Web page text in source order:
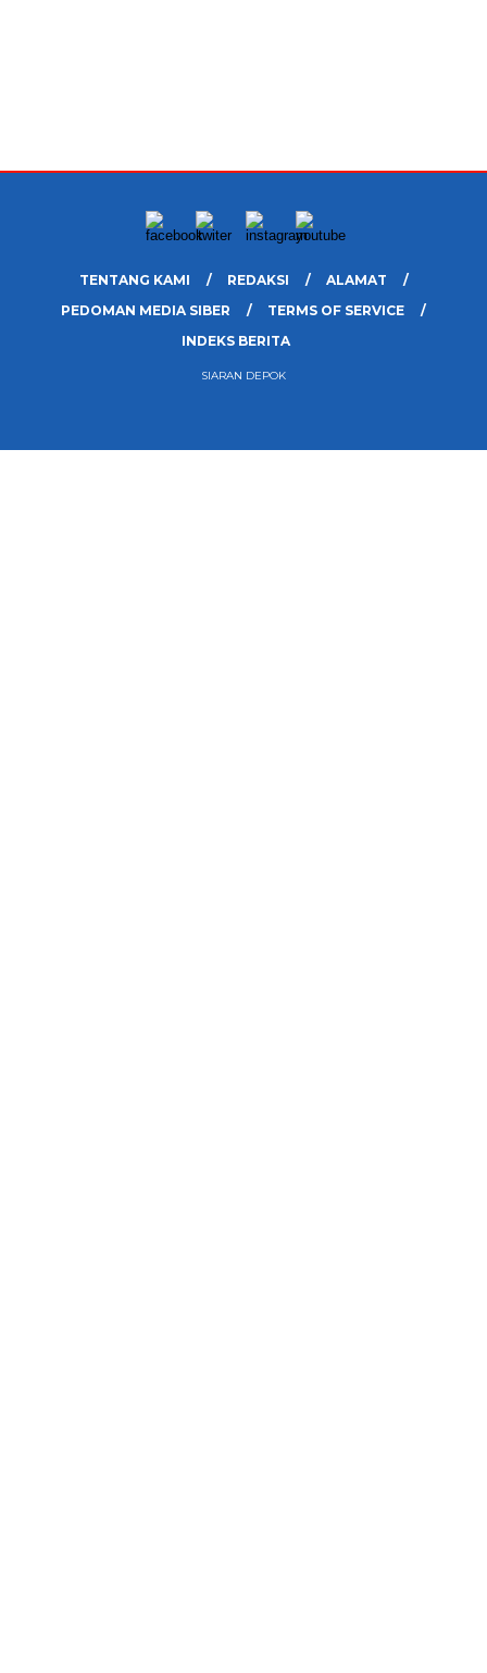
TENTANG KAMI REDAKSI
ALAMAT
PEDOMAN MEDIA SIBER
TERMS OF SERVICE
INDEKS BERITA
SIARAN DEPOK